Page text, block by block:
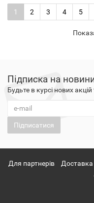
1 2 3 4 5
Підписка на
Будьте в курсі нових
Підписатися
Для партнерів Доставка